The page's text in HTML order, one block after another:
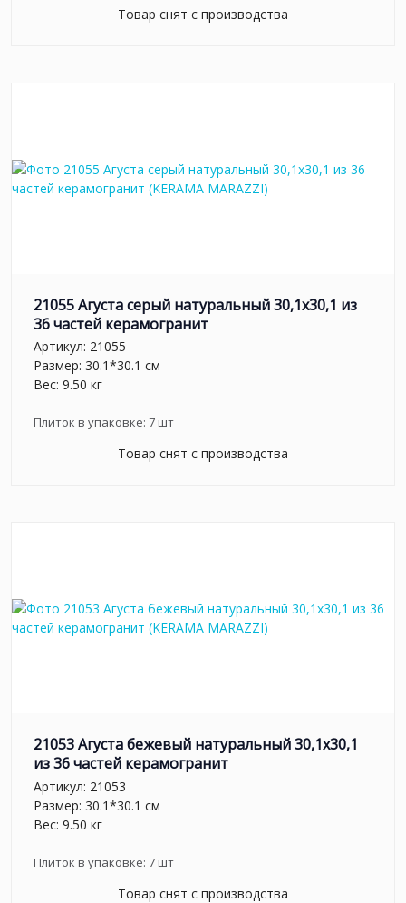
Товар снят с производства
21055 Агуста серый натуральный 30,1х30,1 из
36 частей керамогранит
Артикул: 21055
Размер: 30.1*30.1 см
Вес: 9.50 кг
Плиток в упаковке: 7шт
Товар снят с производства
21053 Агуста бежевый натуральный 30,1х30,1
из 36 частей керамогранит
Артикул: 21053
Размер: 30.1*30.1 см
Вес: 9.50 кг
Плиток в упаковке: 7шт
Товар снят с производства